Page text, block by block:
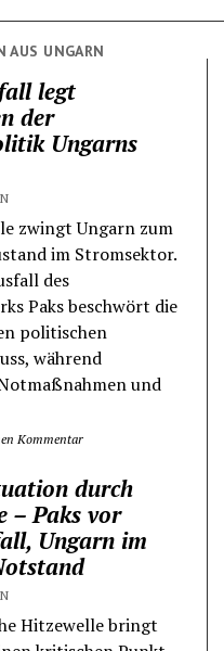
AUS UNGARN
legt
der
Ungarns
zwingt Ungarn zum
im Stromsektor.
des
Paks beschwört die
politischen
während
und
Kommentar
durch
– Paks vor
Ungarn im
Hitzewelle bringt